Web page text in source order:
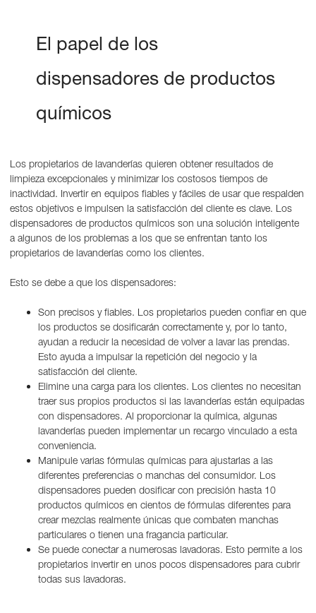
El papel de los
dispensadores de productos
químicos
Los propietarios de lavanderías quieren obtener resultados de
limpieza excepcionales y minimizar los costosos tiempos de
inactividad. Invertir en equipos fiables y fáciles de usar que respalden
estos objetivos e impulsen la satisfacción del cliente es clave. Los
dispensadores de productos químicos son una solución inteligente
a algunos de los problemas a los que se enfrentan tanto los
propietarios de lavanderías como los clientes.
Esto se debe a que los dispensadores:
Son precisos y fiables. Los propietarios pueden confiar en que
los productos se dosificarán correctamente y, por lo tanto,
ayudan a reducir la necesidad de volver a lavar las prendas.
Esto ayuda a impulsar la repetición del negocio y la
satisfacción del cliente.
Elimine una carga para los clientes. Los clientes no necesitan
traer sus propios productos si las lavanderías están equipadas
con dispensadores. Al proporcionar la química, algunas
lavanderías pueden implementar un recargo vinculado a esta
conveniencia.
Manipule varias fórmulas químicas para ajustarlas a las
diferentes preferencias o manchas del consumidor. Los
dispensadores pueden dosificar con precisión hasta 10
productos químicos en cientos de fórmulas diferentes para
crear mezclas realmente únicas que combaten manchas
particulares o tienen una fragancia particular.
Se puede conectar a numerosas lavadoras. Esto permite a los
propietarios invertir en unos pocos dispensadores para cubrir
todas sus lavadoras.